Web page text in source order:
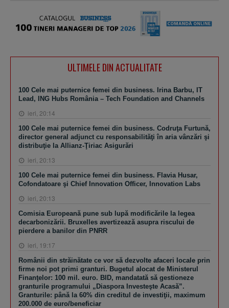
ULTIMELE DIN ACTUALITATE
100 Cele mai puternice femei din business. Irina Barbu, IT
Lead, ING Hubs România – Tech Foundation and Channels
ieri, 20:14
100 Cele mai puternice femei din business. Codruţa Furtună,
director general adjunct cu responsabilităţi în aria vânzări şi
distribuţie la Allianz-Ţiriac Asigurări
ieri, 20:13
100 Cele mai puternice femei din business. Flavia Husar,
Cofondatoare şi Chief Innovation Officer, Innovation Labs
ieri, 20:13
Comisia Europeană pune sub lupă modificările la legea
decarbonizării. Bruxelles avertizează asupra riscului de
pierdere a banilor din PNRR
ieri, 19:17
Românii din străinătate ce vor să dezvolte afaceri locale prin
firme noi pot primi granturi. Bugetul alocat de Ministerul
Finanţelor: 100 mil. euro. BID, mandatată să gestioneze
granturile programului „Diaspora Investeşte Acasă”.
Granturile: până la 60% din creditul de investiţii, maximum
200.000 de euro/beneficiar